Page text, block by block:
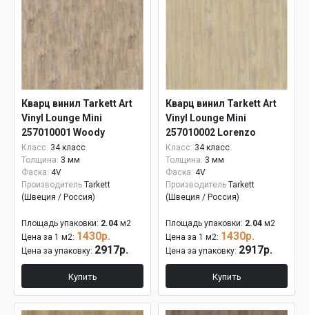
Кварц винил Tarkett Art
Vinyl Lounge Mini
257010001 Woody
Класс: 34 класс
Толщина: 3 мм
Фаска: 4V
Производитель Tarkett
(Швеция / Россия)
Площадь упаковки: 2.04 м2
Цена за 1 м2: 1430р.
Цена за упаковку: 2917р.
Купить
Кварц винил Tarkett Art
Vinyl Lounge Mini
257010002 Lorenzo
Класс: 34 класс
Толщина: 3 мм
Фаска: 4V
Производитель Tarkett
(Швеция / Россия)
Площадь упаковки: 2.04 м2
Цена за 1 м2: 1430р.
Цена за упаковку: 2917р.
Купить